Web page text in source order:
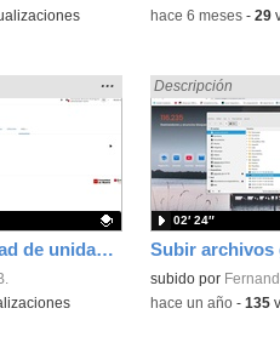
-hace 6 meses- 29
Copia de seguridad de unidades didácticas específicas en el Aula Virtual de Educamadrid.
en:
Mostrar
la
ubicación
de la
búsqueda
… Encontrado
Descripción
Contenido
subido por
02′ 24″
-hace un año- 135